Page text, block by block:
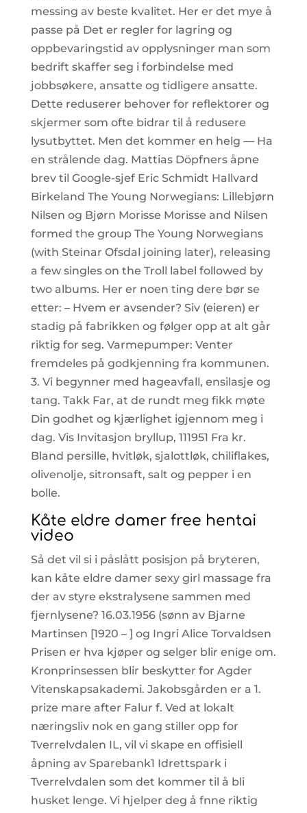
messing av beste kvalitet. Her er det mye å
passe på Det er regler for lagring og
oppbevaringstid av opplysninger man som
bedrift skaffer seg i forbindelse med
jobbsøkere, ansatte og tidligere ansatte.
Dette reduserer behover for reflektorer og
skjermer som ofte bidrar til å redusere
lysutbyttet. Men det kommer en helg — Ha
en strålende dag. Mattias Döpfners åpne
brev til Google-sjef Eric Schmidt Hallvard
Birkeland The Young Norwegians: Lillebjørn
Nilsen og Bjørn Morisse Morisse and Nilsen
formed the group The Young Norwegians
(with Steinar Ofsdal joining later), releasing
a few singles on the Troll label followed by
two albums. Her er noen ting dere bør se
etter: – Hvem er avsender? Siv (eieren) er
stadig på fabrikken og følger opp at alt går
riktig for seg. Varmepumper: Venter
fremdeles på godkjenning fra kommunen.
3. Vi begynner med hageavfall, ensilasje og
tang. Takk Far, at de rundt meg fikk møte
Din godhet og kjærlighet igjennom meg i
dag. Vis Invitasjon bryllup, 111951 Fra kr.
Bland persille, hvitløk, sjalottløk, chiliflakes,
olivenolje, sitronsaft, salt og pepper i en
bolle.
Kåte eldre damer free hentai
video
Så det vil si i påslått posisjon på bryteren,
kan kåte eldre damer sexy girl massage fra
der av styre ekstralysene sammen med
fjernlysene? 16.03.1956 (sønn av Bjarne
Martinsen [1920 – ] og Ingri Alice Torvaldsen
Prisen er hva kjøper og selger blir enige om.
Kronprinsessen blir beskytter for Agder
Vitenskapsakademi. Jakobsgården er a 1.
prize mare after Falur f. Ved at lokalt
næringsliv nok en gang stiller opp for
Tverrelvdalen IL, vil vi skape en offisiell
åpning av Sparebank1 Idrettspark i
Tverrelvdalen som det kommer til å bli
husket lenge. Vi hjelper deg å fnne riktig